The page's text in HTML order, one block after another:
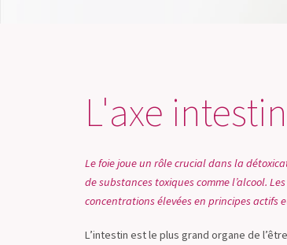
L'axe
Le foie joue un rôle crucial dans la
de substances toxiques comme l’alcool.
concentrations élevées en principes actifs
L’intestin est le plus grand organe de